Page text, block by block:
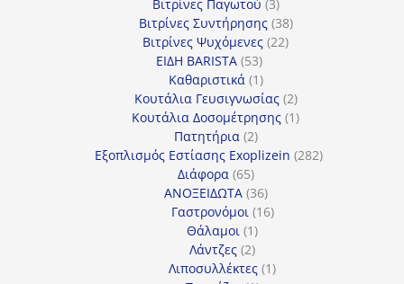
Βιτρίνες Παγωτού 3
προϊόντα
Βιτρίνες Συντήρησης 3838
προϊόντα
Βιτρίνες Ψυχόμενες 2222
ΕΙΔΗ BARISTA 5353
προϊόντα
Καθαριστικά 11
προϊόν
Κουτάλια Γευσιγνωσίας 22
προϊόντα
Κουτάλια Δοσομέτρησης 11
Πατητήρια 22
προϊόντα
Εξοπλισμός Εστίασης Exoplizein 282282
Διάφορα 6565
προϊόντα
ΑΝΟΞΕΙΔΩΤΑ 3636
προϊόντα
Γαστρονόμοι 1616
Θάλαμοι 11
προϊόν
Λάντζες 22
προϊόντα
Λιποσυλλέκτες 11